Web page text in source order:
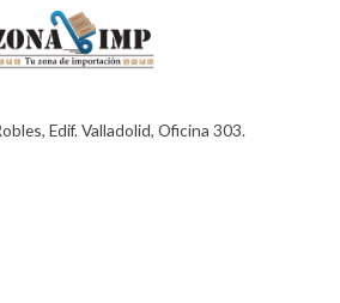
Edif. Valladolid, Oficina 303.